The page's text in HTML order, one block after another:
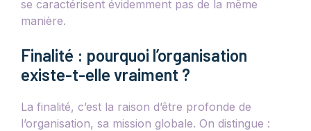
se caractérisent évidemment pas de la même
manière.
Finalité : pourquoi l’organisation
existe-t-elle vraiment ?
La finalité, c’est la raison d’être profonde de
l’organisation, sa mission globale. On distingue :